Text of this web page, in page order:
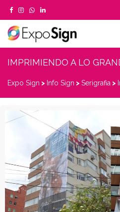
IMPRIMIENDO A LO
Expo Sign > Info Sign > Serigrafia >